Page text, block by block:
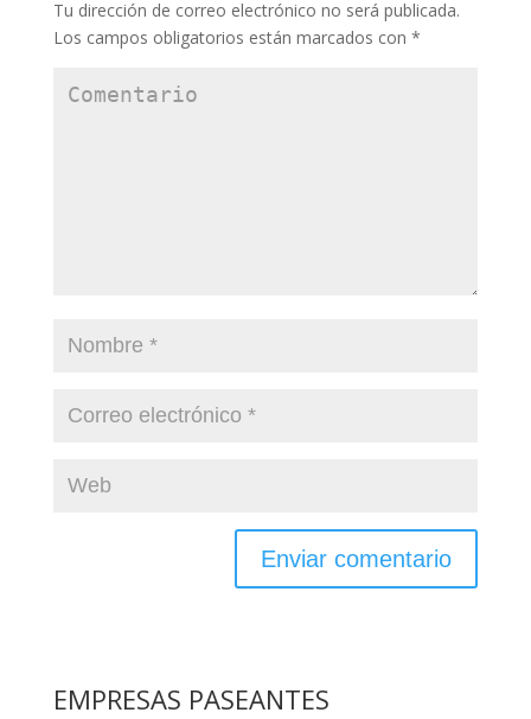
EMPRESAS PASEANTES
Tu dirección de correo electrónico no será publicada.
Los campos obligatorios están marcados con *